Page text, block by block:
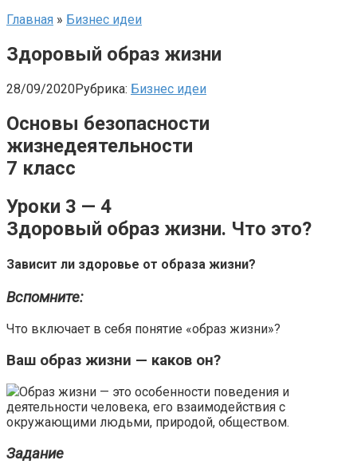
Главная » Бизнес идеи
Здоровый образ жизни
28/09/2020Рубрика: Бизнес идеи
Основы безопасности
жизнедеятельности
7 класс
Уроки 3 — 4
Здоровый образ жизни. Что это?
Зависит ли здоровье от образа жизни?
Вспомните:
Что включает в себя понятие «образ жизни»?
Ваш образ жизни — каков он?
Образ жизни — это особенности поведения и
деятельности человека, его взаимодействия с
окружающими людьми, природой, обществом.
Задание